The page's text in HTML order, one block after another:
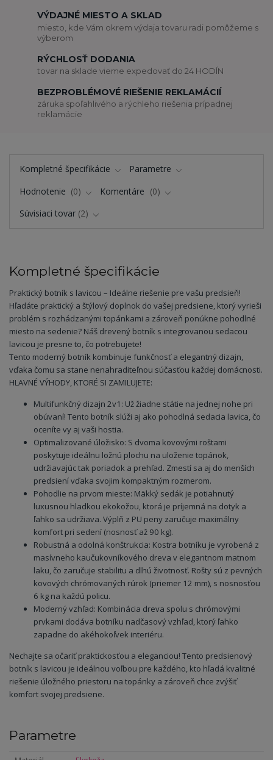
VÝDAJNÉ MIESTO A SKLAD
miesto, kde Vám okrem výdaja tovaru radi pomôžeme s
výberom
RÝCHLOSŤ DODANIA
tovar na sklade vieme expedovať do 24 HODÍN
BEZPROBLÉMOVÉ RIEŠENIE REKLAMÁCIÍ
záruka spoľahlivého a rýchleho riešenia prípadnej
reklamácie
Kompletné špecifikácie
Parametre
Hodnotenie
0 Komentáre
0
Súvisiaci tovar 2
Kompletné špecifikácie
Praktický botník s lavicou – Ideálne riešenie pre vašu predsieň!
Hľadáte praktický a štýlový doplnok do vašej predsiene, ktorý vyrieši
problém s rozhádzanými topánkami a zároveň ponúkne pohodlné
miesto na sedenie? Náš drevený botník s integrovanou sedacou
lavicou je presne to, čo potrebujete!
Tento moderný botník kombinuje funkčnosť a elegantný dizajn,
vďaka čomu sa stane nenahraditeľnou súčasťou každej domácnosti.
HLAVNÉ VÝHODY, KTORÉ SI ZAMILUJETE:
Multifunkčný dizajn 2v1: Už žiadne státie na jednej nohe pri
obúvaní! Tento botník slúži aj ako pohodlná sedacia lavica, čo
oceníte vy aj vaši hostia.
Optimalizované úložisko: S dvoma kovovými roštami
poskytuje ideálnu ložnú plochu na uloženie topánok,
udržiavajúc tak poriadok a prehľad. Zmestí sa aj do menších
predsiení vďaka svojim kompaktným rozmerom.
Pohodlie na prvom mieste: Mäkký sedák je potiahnutý
luxusnou hladkou ekokožou, ktorá je príjemná na dotyk a
ľahko sa udržiava. Výplň z PU peny zaručuje maximálny
komfort pri sedení (nosnosť až 90 kg).
Robustná a odolná konštrukcia: Kostra botníku je vyrobená z
masívneho kaučukovníkového dreva v elegantnom matnom
laku, čo zaručuje stabilitu a dlhú životnosť. Rošty sú z pevných
kovových chrómovaných rúrok (priemer 12 mm), s nosnosťou
6 kg na každú policu.
Moderný vzhľad: Kombinácia dreva spolu s chrómovými
prvkami dodáva botníku nadčasový vzhľad, ktorý ľahko
zapadne do akéhokoľvek interiéru.
Nechajte sa očariť praktickosťou a eleganciou! Tento predsienový
botník s lavicou je ideálnou voľbou pre každého, kto hľadá kvalitné
riešenie úložného priestoru na topánky a zároveň chce zvýšiť
komfort svojej predsiene.
Parametre